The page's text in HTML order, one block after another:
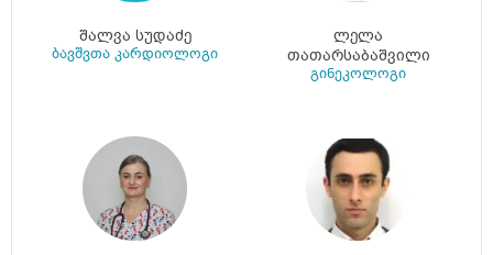
შალვა სუდაძე
ბავშვთა კარდიოლოგი
ლელა
თათარსაბაშვილი
გინეკოლოგი